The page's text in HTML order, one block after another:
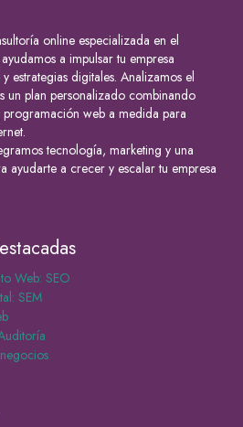
online especializada en el
a impulsar tu empresa
estrategias digitales. Analizamos el
un plan personalizado combinando
web a medida para
tecnología, marketing y una
ayudarte a crecer y escalar tu empresa
Web: SEO
SEM